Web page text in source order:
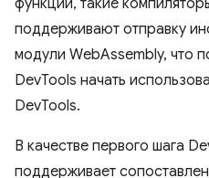
поддерживают отправку
модули WebAssembly, что
DevTools начать
DevTools.
В качестве первого шага
поддерживает